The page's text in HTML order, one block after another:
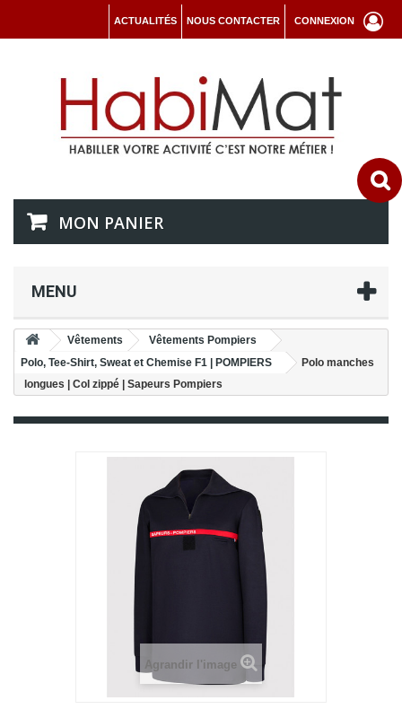
CONNEXION
NOUS CONTACTER
ACTUALITÉS
MON PANIER
MENU
Vêtements
Vêtements Pompiers
Polo, Tee-Shirt, Sweat et Chemise F1 | POMPIERS
Polo manches
longues | Col zippé | Sapeurs Pompiers
Agrandir l'image